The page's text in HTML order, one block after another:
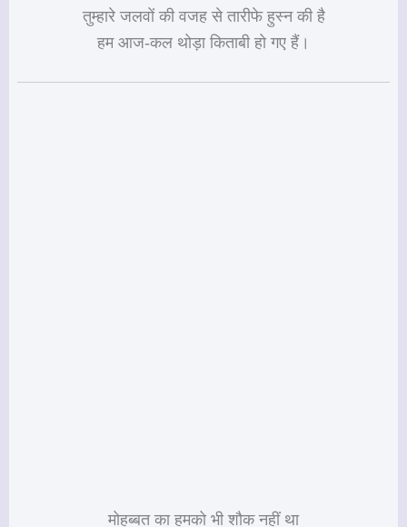
तुम्हारे जलवों की वजह से तारीफे हुस्न की है
हम आज-कल थोड़ा किताबी हो गए हैं।
मोहब्बत का हमको भी शौक नहीं था